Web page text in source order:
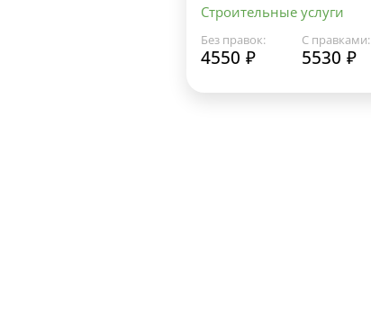
Строительные услуги
Без правок:
4550 ₽
С правками:
5530 ₽